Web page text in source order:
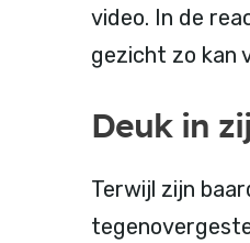
video. In de
gezicht zo kan
Deuk in
Terwijl zijn